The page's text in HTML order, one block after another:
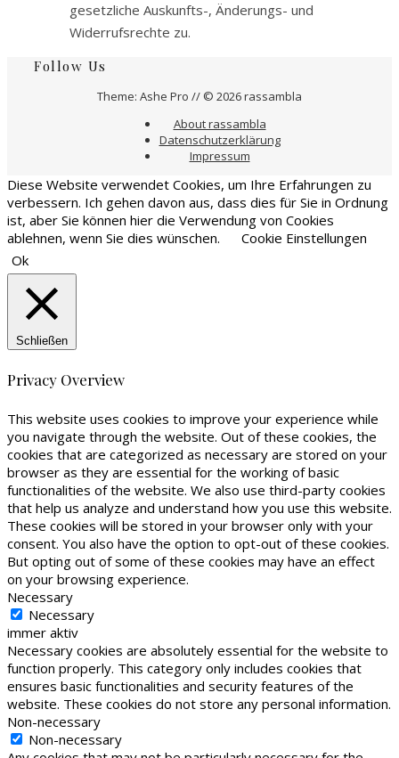
gesetzliche Auskunfts-, Änderungs- und
Widerrufsrechte zu.
Follow Us
Theme: Ashe Pro // © 2026 rassambla
About rassambla
Datenschutzerklärung
Impressum
Diese Website verwendet Cookies, um Ihre Erfahrungen zu
verbessern. Ich gehen davon aus, dass dies für Sie in Ordnung
ist, aber Sie können hier die Verwendung von Cookies
ablehnen, wenn Sie dies wünschen.
Cookie Einstellungen
Ok
Schließen
Privacy Overview
This website uses cookies to improve your experience while
you navigate through the website. Out of these cookies, the
cookies that are categorized as necessary are stored on your
browser as they are essential for the working of basic
functionalities of the website. We also use third-party cookies
that help us analyze and understand how you use this website.
These cookies will be stored in your browser only with your
consent. You also have the option to opt-out of these cookies.
But opting out of some of these cookies may have an effect
on your browsing experience.
Necessary
Necessary
immer aktiv
Necessary cookies are absolutely essential for the website to
function properly. This category only includes cookies that
ensures basic functionalities and security features of the
website. These cookies do not store any personal information.
Non-necessary
Non-necessary